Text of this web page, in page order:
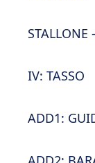
STALLONE
IV: TASSO
ADD1: